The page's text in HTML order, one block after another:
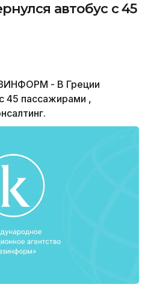
автобус с 45
- В Греции
45 пассажирами ,